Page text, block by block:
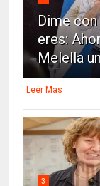
Dime
eres:
Melella
Leer Mas
3